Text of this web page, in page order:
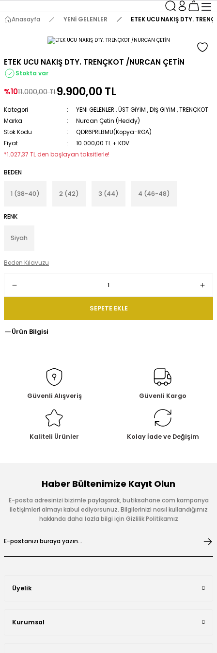
Anasayfa YENİ GELENLER ETEK UCU NAKIŞ DTY.
ETEK UCU NAKIŞ DTY. TRENÇKOT /NURCAN ÇETİN
Stokta var
%1011.000,00 TL9.900,00 TL
Kategori YENİ GELENLER ,ÜST GİYİM ,DIŞ GİYİM ,TRENÇKOT
Marka
Nurcan Çetin (Heddy)
Stok Kodu
QDR6PRLBMU(Kopya-RGA)
Fiyat
10.000,00 TL + KDV
*1.027,37 TL den başlayan taksitlerle!
BEDEN
1 (38-40) 2 (42) 3 (44) 4 (46-48)
RENK
Siyah
Beden Kılavuzu
SEPETE EKLE
Ürün Bilgisi
Güvenli Alışveriş Güvenli Kargo
Kaliteli Ürünler Kolay İade ve Değişim
Haber Bültenimize Kayıt Olun
E-posta adresinizi bizimle paylaşarak, butiksahane.com kampanya
iletişimleri almayı kabul ediyorsunuz. Bilgilerinizi nasıl kullandığımız
hakkında daha fazla bilgi için Gizlilik Politikamız
Üyelik
Kurumsal